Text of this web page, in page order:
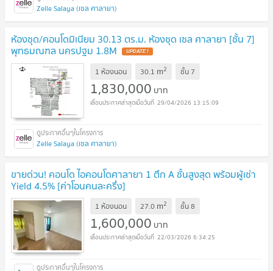
Zelle Salaya (เซล ศาลายา)
ห้องชุด/คอนโดมิเนียม 30.13 ตร.ม. ห้องชุด เซล ศาลายา [ชั้น 7]
พุทธมณฑล นครปฐม 1.8M
1 ห้องนอน 30.1 m2 ชั้น 7
1,830,000 บาท
29/04/2026 13:15:09
Zelle Salaya (เซล ศาลายา)
ขายด่วน! คอนโด ไอคอนโดศาลายา 1 ตึก A ชั้นสูงสุด พร้อมผู้เช่า
Yield 4.5% [ค่าโอนคนละครึ่ง]
1 ห้องนอน 27.0 m2 ชั้น8
1,600,000 บาท
22/03/2026 6:34:25